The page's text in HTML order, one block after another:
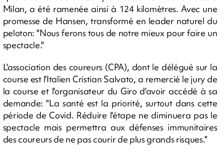
Milan, a été ramenée ainsi à 124 kilomètres. Avec une
promesse de Hansen, transformé en leader naturel du
peloton: "Nous ferons tous de notre mieux pour faire un
spectacle."
L'association des coureurs (CPA), dont le délégué sur la
course est l'Italien Cristian Salvato, a remercié le jury de
la course et l'organisateur du Giro d'avoir accédé à sa
demande: "La santé est la priorité, surtout dans cette
période de Covid. Réduire l'étape ne diminuera pas le
spectacle mais permettra aux défenses immunitaires
des coureurs de ne pas courir de plus grands risques."